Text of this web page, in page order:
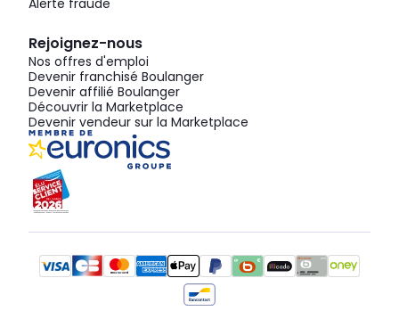
Alerte fraude
Rejoignez-nous
Nos offres d'emploi
Devenir franchisé Boulanger
Devenir affilié Boulanger
Découvrir la Marketplace
Devenir vendeur sur la Marketplace